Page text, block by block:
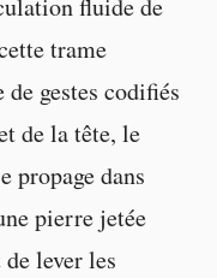
fluide de
trame
de gestes codifiés
de la tête, le
propage dans
pierre jetée
lever les